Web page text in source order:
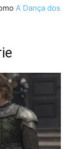
A Dança dos